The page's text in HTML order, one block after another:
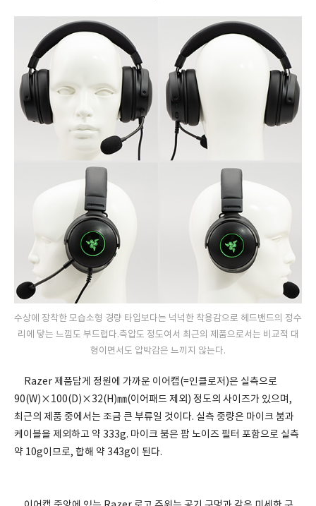
수상에 장착한 모습소형 경량 타입보다는 넉넉한 착용감으로 헤드밴드의 정수
리에 닿는 느낌도 부드럽다.측압도 정도여서 최근의 제품으로서는 비교적 대
형이면서도 압박감은 느끼지 않는다.
Razer 제품답게 정원에 가까운 이어캡(=인클로저)은 실측으로
90(W)×100(D)×32(H)㎜(이어패드 제외) 정도의 사이즈가 있으며,
최근의 제품 중에서는 조금 큰 부류일 것이다. 실측 중량은 마이크 붐과
케이블을 제외하고 약 333g. 마이크 붐은 팝 노이즈 필터 포함으로 실측
약 10g이므로, 합해 약 343g이 된다.